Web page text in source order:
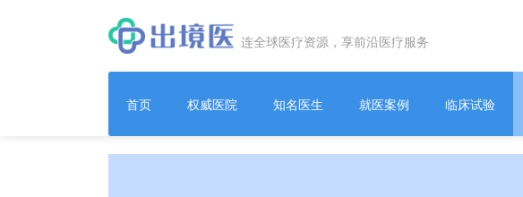
连全球医疗资源，享前沿医疗服务
首页 权威医院 知名医生 就医案例 临床试验